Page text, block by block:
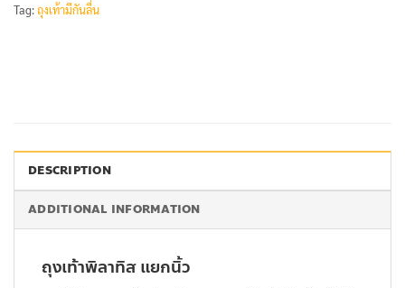
Tag:ถุงเท้ามีกันลื่น
DESCRIPTION
ADDITIONAL INFORMATION
ถุงเท้าพิลาทิส แยกนิ้ว